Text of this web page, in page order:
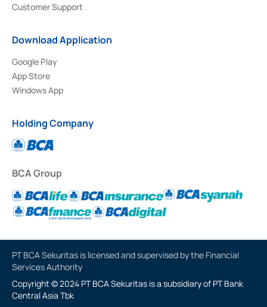
Customer Support
Download Application
Google Play
App Store
Windows App
Holding Company
BCA Group
PT BCA Sekuritas is licensed and supervised by the Financial
Services Authority
Copyright © 2024 PT BCA Sekuritas is a subsidiary of PT Bank
Central Asia Tbk